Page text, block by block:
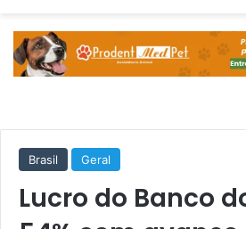
Brasil Geral
Lucro do Banco